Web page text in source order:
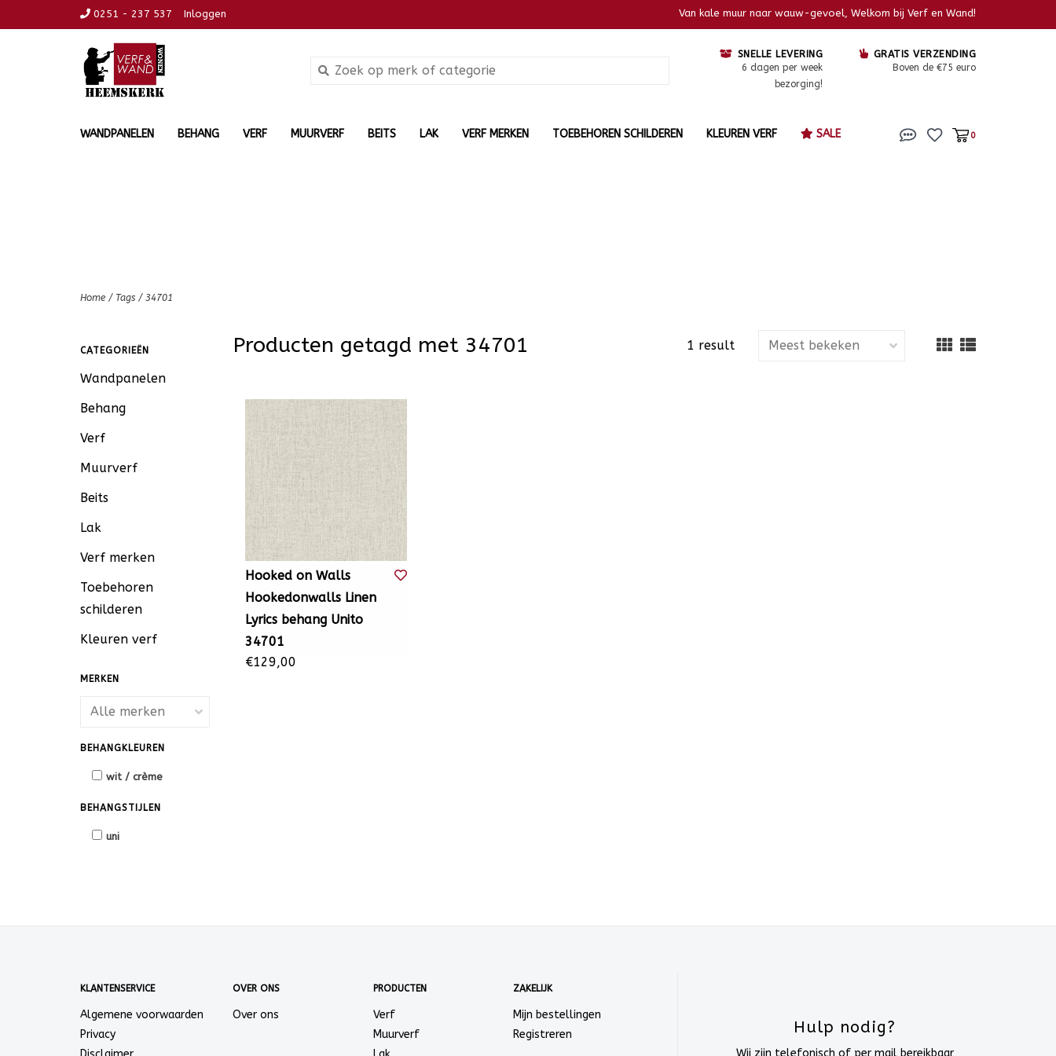
0251 - 237 537 Inloggen Van kale muur naar wauw-gevoel, Welkom bij Verf en Wand!
SNELLE LEVERING
6 dagen per week
bezorging!
GRATIS VERZENDING
Boven de €75 euro
WANDPANELEN BEHANG VERF MUURVERF BEITS LAK VERF MERKEN TOEBEHOREN SCHILDEREN KLEUREN VERF SALE 0
Home / Tags / 34701
CATEGORIEËN
Wandpanelen
Behang
Verf
Muurverf
Beits
Lak
Verf merken
Toebehoren
schilderen
Kleuren verf
MERKEN
BEHANGKLEUREN
wit / crème
BEHANGSTIJLEN
uni
Producten getagd met 34701 1 result
Hooked on Walls
Hookedonwalls Linen
Lyrics behang Unito
34701
€129,00
KLANTENSERVICE
Algemene voorwaarden
Privacy
OVER ONS
Over ons
PRODUCTEN
Verf
Muurverf
ZAKELIJK
Mijn bestellingen
Registreren
Hulp nodig?
Wij zijn telefonisch of per mail bereikbaar